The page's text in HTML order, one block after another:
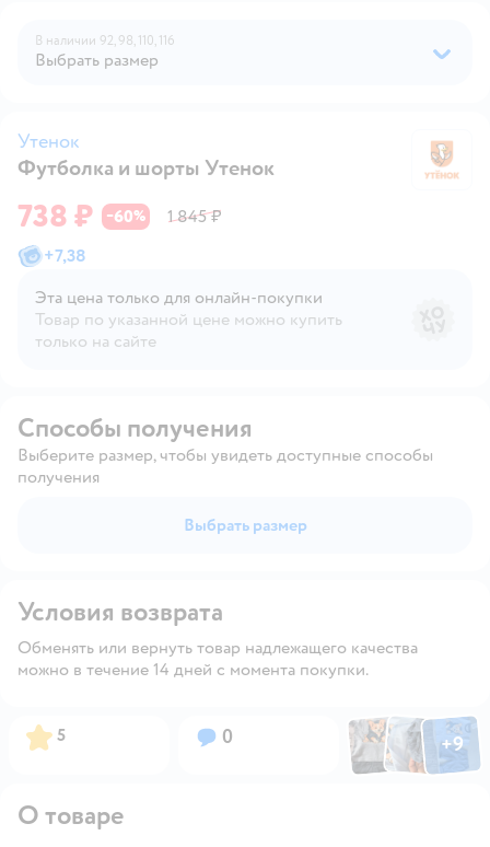
В наличии 92, 98, 110, 116
Выбрать размер
Утенок
Футболка и шорты Утенок
738 ₽ −60%
1 845 ₽
+7,38
Эта цена только для онлайн‑покупки
Товар по указанной цене можно купить
только на сайте
Способы получения
Выберите размер, чтобы увидеть доступные способы
получения
Выбрать размер
Условия возврата
Обменять или вернуть товар надлежащего качества
можно в течение 14 дней с момента покупки.
Рейтинг:
5 Вопросов:
0 ФотоФотоФото
+9
Открыть
О товаре